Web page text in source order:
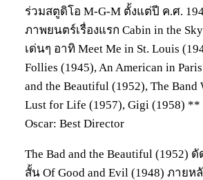
ร่วมสตูดิโอ M-G-M ตั้งแต่ปี ค.ศ.
ภาพยนตร์เรื่องแรก Cabin in the
เด่นๆ อาทิ Meet Me in St. Louis
Follies (1945), An American in
and the Beautiful (1952), The Band
Lust for Life (1957), Gigi (1958)
Oscar: Best Director
The Bad and the Beautiful (1952)
สั้น Of Good and Evil (1948) ภายห